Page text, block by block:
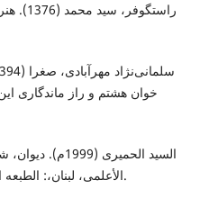
خوان هشتم و راز ماندگاری
السید الحمیری
الأعلمی، لبنان،: الطبعه الأولی، مؤسسه الأعلمی للمطبوعات.